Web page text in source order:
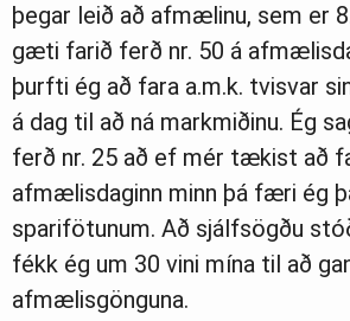
þegar leið að afmælinu, sem er
gæti farið ferð nr. 50 á
þurfti ég að fara a.m.k. tvisvar
á dag til að ná markmiðinu. Ég
ferð nr. 25 að ef mér tækist að
afmælisdaginn minn þá færi ég
sparifötunum. Að sjálfsögðu
fékk ég um 30 vini mína til að
afmælisgönguna.